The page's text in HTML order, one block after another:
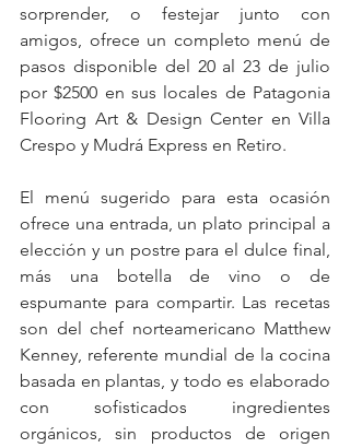
sorprender, o festejar junto con
amigos, ofrece un completo menú de
pasos disponible del 20 al 23 de julio
por $2500 en sus locales de Patagonia
Flooring Art & Design Center en Villa
Crespo y Mudrá Express en Retiro.
El menú sugerido para esta ocasión
ofrece una entrada, un plato principal a
elección y un postre para el dulce final,
más una botella de vino o de
espumante para compartir. Las recetas
son del chef norteamericano Matthew
Kenney, referente mundial de la cocina
basada en plantas, y todo es elaborado
con sofisticados ingredientes
orgánicos, sin productos de origen